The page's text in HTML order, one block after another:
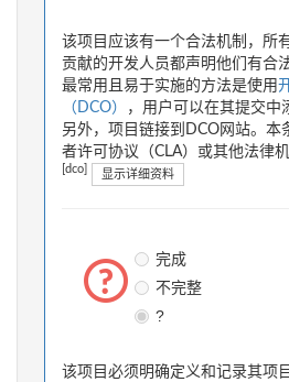
该项目应该有一个合法机制，所
贡献的开发人员都声明他们有合
最常用且易于实施的方法是使用
（DCO）
，用户可以在其提交中
另外，项目链接到DCO网站。本
者许可协议（CLA）或其他法律
[dco] 显示详细资料
完成
不完整
?
该项目必须明确定义和记录其项